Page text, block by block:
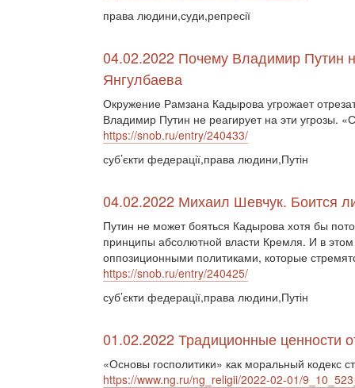
права людини,суди,репресії
04.02.2022 Почему Владимир Путин
Янгулбаева
Окружение Рамзана Кадырова угрожает
Владимир Путин не реагирует на эти угрозы.
https://snob.ru/entry/240433/
суб’єкти федерації,права людини,Путін
04.02.2022 Михаил Шевчук. Боится
Путин не может бояться Кадырова хотя бы
принципы абсолютной власти Кремля. И в
оппозиционными политиками, которые
https://snob.ru/entry/240425/
суб’єкти федерації,права людини,Путін
01.02.2022 Традиционные ценности
«Основы госполитики» как моральный кодекс
https://www.ng.ru/ng_religii/2022-02-01/